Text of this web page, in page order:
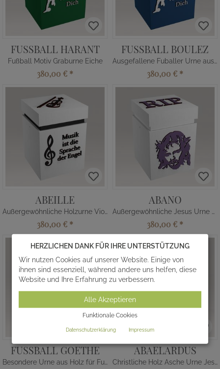
FUSSBALL HARANT
Fußball Motiv Graburne Eiche
380,00 € *
FUSSBALL BOULEZ
Ausgefallene Fuballer Urne aus Holz
380,00 € *
ABEILLE
Außergewöhnliche Holzurne Violinenschlüssel
380,00 € *
ABANO
Außergewöhnliche Jesus Urne Holz
380,00 € *
FUSSBALL GOETHE
Besondere Urne aus Holz für Fußballfans
ABAELARDUS
Christliche Holz Asche Urne Jesus
HERZLICHEN DANK FÜR IHRE UNTERSTÜTZUNG
Wir nutzen Cookies auf unserer Website. Einige von
ihnen sind essenziell, während andere uns helfen, diese
Website und Ihre Erfahrung zu verbessern.
Alle Akzeptieren
Funktionale Cookies
Datenschutzerklärung Impressum